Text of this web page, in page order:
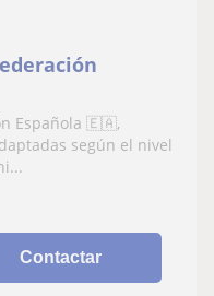
Española 🇪🇦,
según el nivel
Contactar